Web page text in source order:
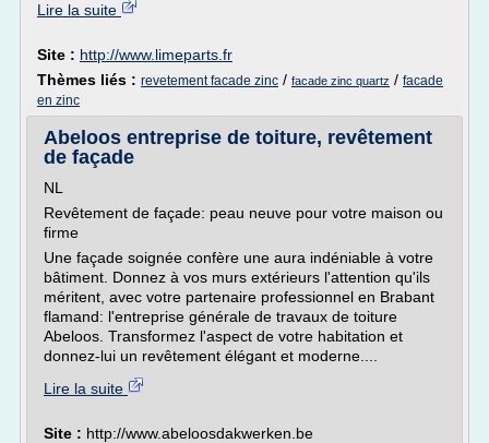
Lire la suite
Site : http://www.limeparts.fr
Thèmes liés : revetement facade zinc / facade zinc quartz / facade
en zinc
Abeloos entreprise de toiture, revêtement
de façade
NL
Revêtement de façade: peau neuve pour votre maison ou
firme
Une façade soignée confère une aura indéniable à votre
bâtiment. Donnez à vos murs extérieurs l'attention qu'ils
méritent, avec votre partenaire professionnel en Brabant
flamand: l'entreprise générale de travaux de toiture
Abeloos. Transformez l'aspect de votre habitation et
donnez-lui un revêtement élégant et moderne....
Lire la suite
Site : http://www.abeloosdakwerken.be